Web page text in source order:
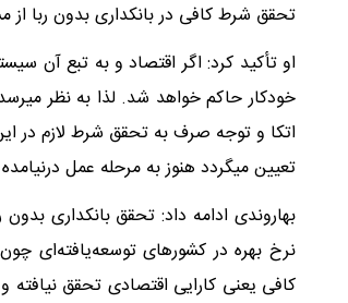
تحقق شرط کافی در بانکداری بدون ربا از
او تأکید کرد: اگر اقتصاد و به تبع آن
خودکار حاکم خواهد شد. لذا به نظر
اتکا و توجه صرف به تحقق شرط لازم
تعیین میگردد هنوز به مرحله عمل
بهاروندی ادامه داد: تحقق بانکداری
نرخ بهره در کشورهای توسعه‌یافته‌ای
کافی یعنی کارایی اقتصادی تحقق نیافته